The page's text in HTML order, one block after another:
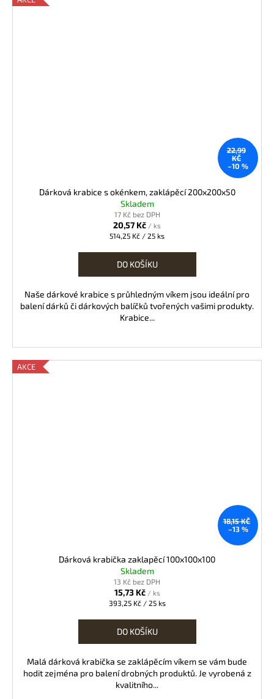
22,99
KČ
–10 %
Dárková krabice s okénkem, zaklápěcí 200x200x50
Skladem
17 Kč bez DPH
20,57 Kč / ks
Měrná
514,25 Kč / 25 ks
DO KOŠÍKU
Naše dárkové krabice s průhledným víkem jsou ideální pro
balení dárků či dárkových balíčků tvořených vašimi produkty.
Krabice...
AKCE
18,15 KČ
–13 %
Dárková krabička zaklapěcí 100x100x100
Skladem
13 Kč bez DPH
15,73 Kč / ks
Měrná
393,25 Kč / 25 ks
DO KOŠÍKU
Malá dárková krabička se zaklápěcím víkem se vám bude
hodit zejména pro balení drobných produktů. Je vyrobená z
kvalitního...